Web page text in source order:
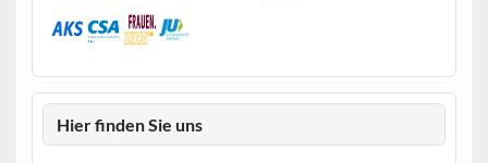
Hier finden Sie uns